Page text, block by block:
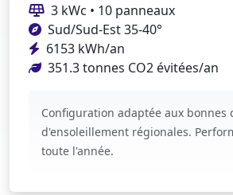
3 kWc • 10 panneaux
Sud/Sud-Est 35-40°
6153 kWh/an
351.3 tonnes CO2 évitées/an
Configuration adaptée aux bonnes
d'ensoleillement régionales.
toute l'année.